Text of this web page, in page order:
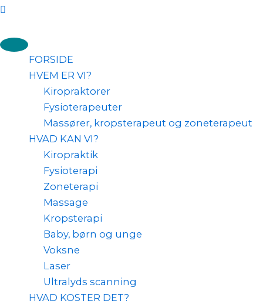
FORSIDE
HVEM ER VI?
Kiropraktorer
Fysioterapeuter
Massører, kropsterapeut og zoneterapeut
HVAD KAN VI?
Kiropraktik
Fysioterapi
Zoneterapi
Massage
Kropsterapi
Baby, børn og unge
Voksne
Laser
Ultralyds scanning
HVAD KOSTER DET?